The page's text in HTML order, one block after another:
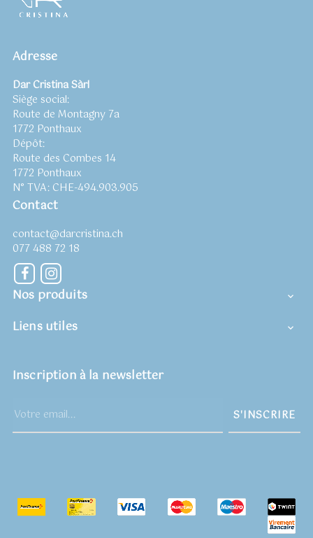
Adresse
Dar Cristina Sàrl
Siège social:
Route de Montagny 7a
1772 Ponthaux
Dépôt:
Route des Combes 14
1772 Ponthaux
N° TVA: CHE-494.903.905
Contact
contact@darcristina.ch
077 488 72 18
Facebook
Nos produits 
Liens utiles 
Inscription à la newsletter
S'INSCRIRE